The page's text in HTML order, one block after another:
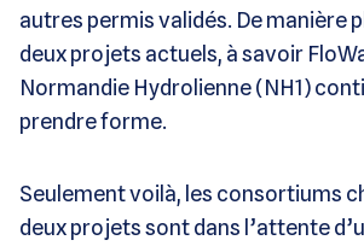
autres permis validés. De manière
deux projets actuels, à savoir
Normandie Hydrolienne (NH1)
prendre forme.
Seulement voilà, les consortiums
deux projets sont dans l’attente